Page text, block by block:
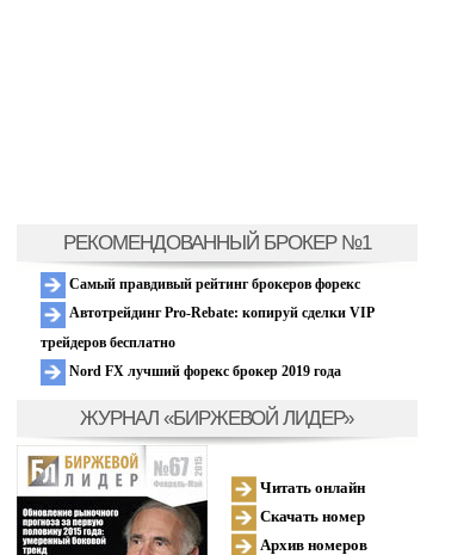
РЕКОМЕНДОВАННЫЙ БРОКЕР №1
Самый правдивый рейтинг брокеров форекс
Автотрейдинг Pro-Rebate: копируй сделки VIP
трейдеров бесплатно
Nord FX лучший форекс брокер 2019 года
ЖУРНАЛ «БИРЖЕВОЙ ЛИДЕР»
Читать онлайн
Скачать номер
Архив номеров